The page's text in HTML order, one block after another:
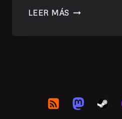
LEER MÁS HE